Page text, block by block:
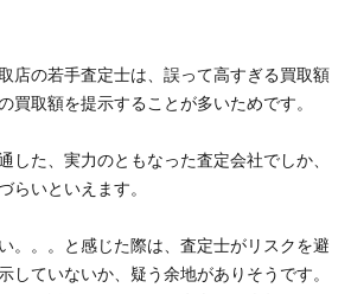
店の若手査定士は、誤って高すぎる買取額
買取額を提示することが多いためです。
した、実力のともなった査定会社でしか、
らいといえます。
。。。と感じた際は、査定士がリスクを避
していないか、疑う余地がありそうです。